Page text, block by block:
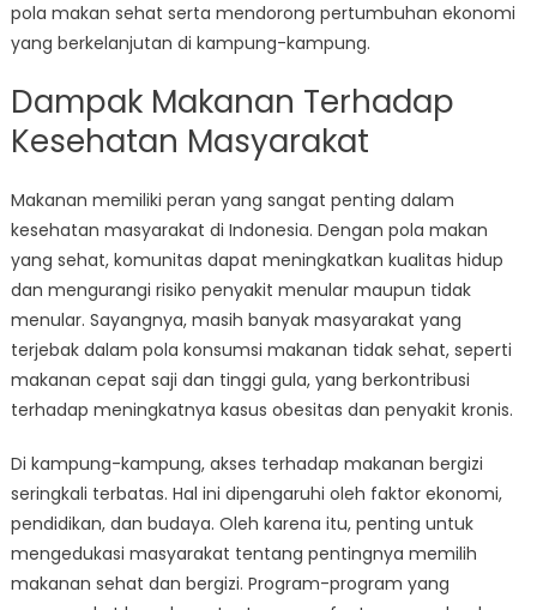
pola makan sehat serta mendorong pertumbuhan ekonomi
yang berkelanjutan di kampung-kampung.
Dampak Makanan Terhadap
Kesehatan Masyarakat
Makanan memiliki peran yang sangat penting dalam
kesehatan masyarakat di Indonesia. Dengan pola makan
yang sehat, komunitas dapat meningkatkan kualitas hidup
dan mengurangi risiko penyakit menular maupun tidak
menular. Sayangnya, masih banyak masyarakat yang
terjebak dalam pola konsumsi makanan tidak sehat, seperti
makanan cepat saji dan tinggi gula, yang berkontribusi
terhadap meningkatnya kasus obesitas dan penyakit kronis.
Di kampung-kampung, akses terhadap makanan bergizi
seringkali terbatas. Hal ini dipengaruhi oleh faktor ekonomi,
pendidikan, dan budaya. Oleh karena itu, penting untuk
mengedukasi masyarakat tentang pentingnya memilih
makanan sehat dan bergizi. Program-program yang